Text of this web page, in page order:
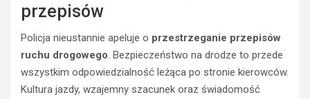
przepisów
Policja nieustannie apeluje o przestrzeganie przepisów
ruchu drogowego. Bezpieczeństwo na drodze to przede
wszystkim odpowiedzialność leżąca po stronie kierowców.
Kultura jazdy, wzajemny szacunek oraz świadomość